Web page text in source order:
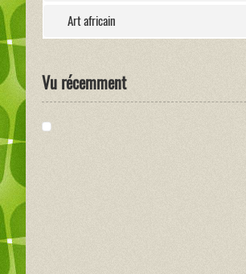
Art africain
Vu récemment